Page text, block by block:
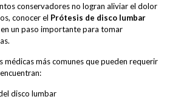
conservadores no logran aliviar el dolor
conocer el Prótesis de disco lumbar
un paso importante para tomar
médicas más comunes que pueden requerir
disco lumbar